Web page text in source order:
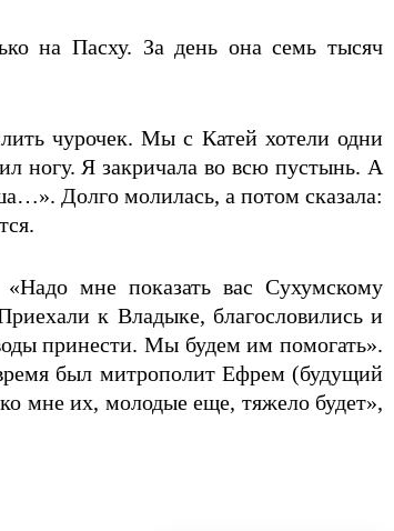
на Пасху. За день она семь тысяч
чурочек. Мы с Катей хотели одни
ногу. Я закричала во всю пустынь. А
Долго молилась, а потом сказала:
мне показать вас Сухумскому
к Владыке, благословились и
принести. Мы будем им помогать».
был митрополит Ефрем (будущий
мне их, молодые еще, тяжело будет»,